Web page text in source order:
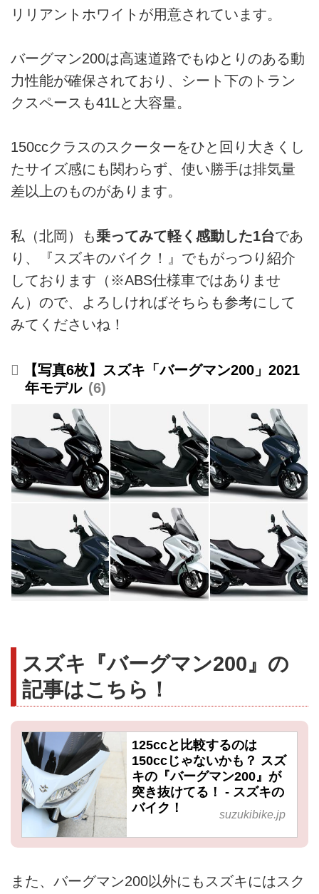
リリアントホワイトが用意されています。
バーグマン200は高速道路でもゆとりのある動
力性能が確保されており、シート下のトラン
クスペースも41Lと大容量。
150ccクラスのスクーターをひと回り大きくし
たサイズ感にも関わらず、使い勝手は排気量
差以上のものがあります。
私（北岡）も乗ってみて軽く感動した1台であ
り、『スズキのバイク！』でもがっつり紹介
しております（※ABS仕様車ではありませ
ん）ので、よろしければそちらも参考にして
みてくださいね！
【写真6枚】スズキ「バーグマン200」2021
年モデル
6
スズキ『バーグマン200』の
記事はこちら！
125ccと比較するのは
150ccじゃないかも？ スズ
キの『バーグマン200』が
突き抜けてる！ - スズキの
バイク！
suzukibike.jp
また、バーグマン200以外にもスズキにはスク